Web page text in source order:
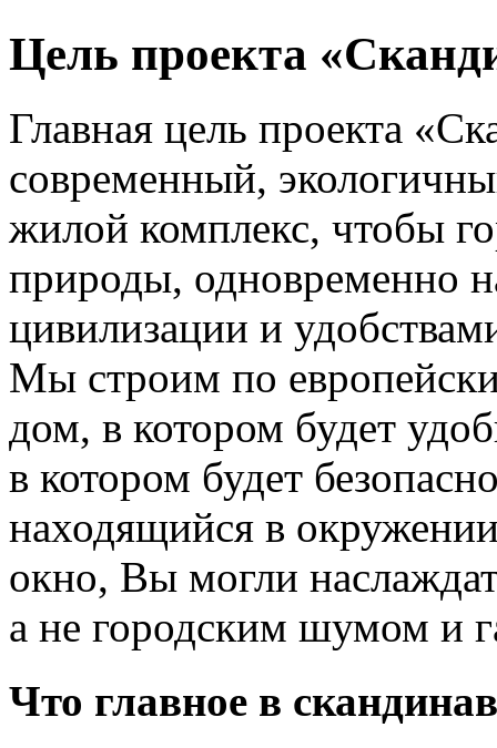
Цель проекта
Главная цель проекта
современный,
жилой комплекс, чтобы
природы, одновременно
цивилизации и
Мы строим по
дом, в котором будет
в котором будет
находящийся в
окно, Вы могли
а не городским шумом и
Что главное в